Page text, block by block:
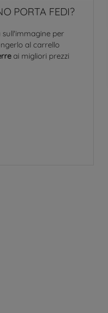
PORTA FEDI?
per
al carrello
ai migliori prezzi